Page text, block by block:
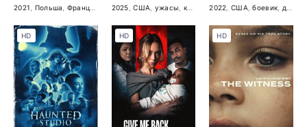
2021 Польша Франция 2025 ,США ужасы комедия 2022 США ,боевик драма
HD HD HD